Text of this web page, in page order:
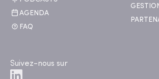
AGENDA
FAQ
Suivez-nous sur